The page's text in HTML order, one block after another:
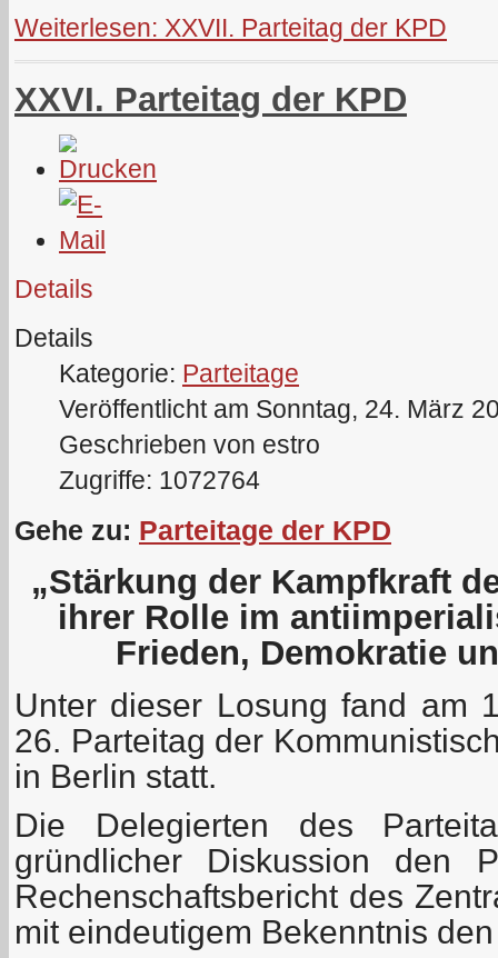
Weiterlesen: XXVII. Parteitag der KPD
XXVI. Parteitag der KPD
Details
Details
Kategorie: Parteitage
Veröffentlicht am Sonntag, 24. März
Geschrieben von estro
Zugriffe: 1072764
Gehe zu: Parteitage der KPD
„Stärkung der Kampfkraft
ihrer Rolle im
Frieden, Demokratie
Unter dieser Losung fand am
26. Parteitag der
in Berlin statt.
Die Delegierten des
gründlicher Diskussion den
Rechenschaftsbericht des
mit eindeutigem Bekenntnis